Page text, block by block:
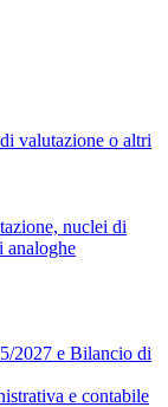
valutazione o altri
nuclei di
analoghe
2027 e Bilancio di
e contabile